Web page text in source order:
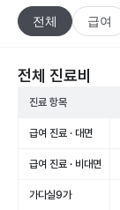
전체 급여
전체 진료비
진료 항목
급여 진료 · 대면
급여 진료 · 비대면
가다실9가